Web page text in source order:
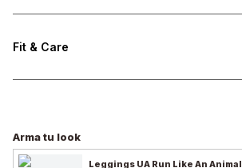
Fit & Care
Arma tu look
Leggings UA Run Like An